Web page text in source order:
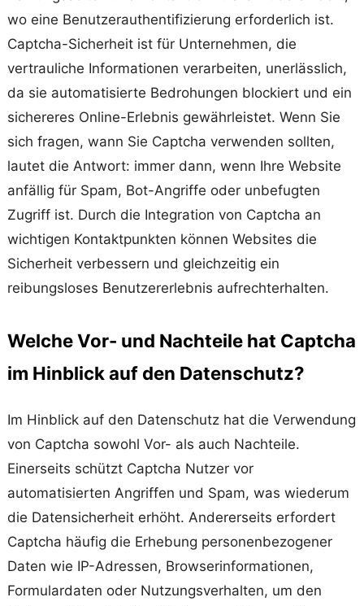
wo eine Benutzerauthentifizierung erforderlich ist.
Captcha-Sicherheit ist für Unternehmen, die
vertrauliche Informationen verarbeiten, unerlässlich,
da sie automatisierte Bedrohungen blockiert und ein
sichereres Online-Erlebnis gewährleistet. Wenn Sie
sich fragen, wann Sie Captcha verwenden sollten,
lautet die Antwort: immer dann, wenn Ihre Website
anfällig für Spam, Bot-Angriffe oder unbefugten
Zugriff ist. Durch die Integration von Captcha an
wichtigen Kontaktpunkten können Websites die
Sicherheit verbessern und gleichzeitig ein
reibungsloses Benutzererlebnis aufrechterhalten.
Welche Vor- und Nachteile hat Captcha
im Hinblick auf den Datenschutz?
Im Hinblick auf den Datenschutz hat die Verwendung
von Captcha sowohl Vor- als auch Nachteile.
Einerseits schützt Captcha Nutzer vor
automatisierten Angriffen und Spam, was wiederum
die Datensicherheit erhöht. Andererseits erfordert
Captcha häufig die Erhebung personenbezogener
Daten wie IP-Adressen, Browserinformationen,
Formulardaten oder Nutzungsverhalten, um den